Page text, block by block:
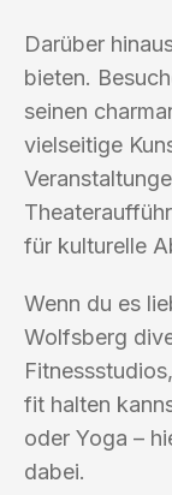
Darüber
bieten.
seinen
vielseitige
für kulturelle
Wenn du es
Wolfsberg
fit halten
oder Yoga –
dabei.